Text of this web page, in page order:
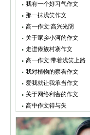
我有一个好习气作文
那一抹浅笑作文
高一作文:高兴光阴
关于家乡小河的作文
走进傣族村寨作文
高一作文:带着浅笑上路
我对植物的察看作文
爱我就让我承当作文
关于网络利害的作文
高中作文得与失